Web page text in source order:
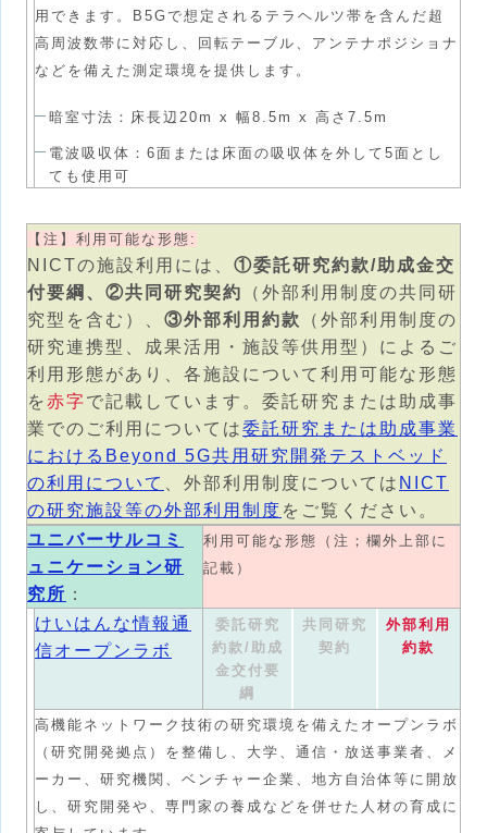
用できます。B5Gで想定されるテラヘルツ帯を含んだ超
高周波数帯に対応し、回転テーブル、アンテナポジショナ
などを備えた測定環境を提供します。
暗室寸法：床長辺20m x 幅8.5m x 高さ7.5m
電波吸収体：6面または床面の吸収体を外して5面とし
ても使用可
【注】利用可能な形態:
NICTの施設利用には、 ①委託研究約款/助成金交
付要綱、②共同研究契約
（外部利用制度の共同研
究型を含む）、 ③外部利用約款
（外部利用制度の
研究連携型、成果活用・施設等供用型）によるご
利用形態があり、各施設について利用可能な形態
を 赤字で記載しています。委託研究または助成事
業でのご利用については委託研究または助成事業
におけるBeyond 5G共用研究開発テストベッド
の利用について
、外部利用制度については NICT
の研究施設等の外部利用制度 をご覧ください。
ユニバーサルコミ
ュニケーション研
究所 ：
利用可能な形態（注；欄外上部に
記載）
けいはんな情報通
信オープンラボ
委託研究
約款/助成
金交付要
綱
共同研究
契約
外部利用
約款
高機能ネットワーク技術の研究環境を備えたオープンラボ
（研究開発拠点）を整備し、大学、通信・放送事業者、メ
ーカー、研究機関、ベンチャー企業、地方自治体等に開放
し、研究開発や、専門家の養成などを併せた人材の育成に